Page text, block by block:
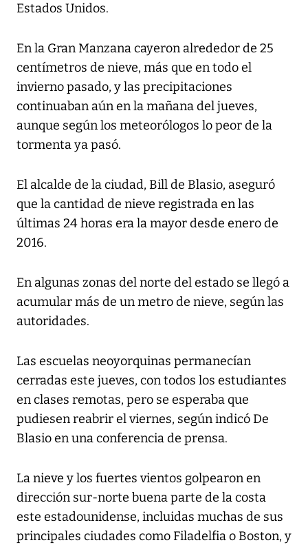
Estados Unidos.
En la Gran Manzana cayeron alrededor de 25
centímetros de nieve, más que en todo el
invierno pasado, y las precipitaciones
continuaban aún en la mañana del jueves,
aunque según los meteorólogos lo peor de la
tormenta ya pasó.
El alcalde de la ciudad, Bill de Blasio, aseguró
que la cantidad de nieve registrada en las
últimas 24 horas era la mayor desde enero de
2016.
En algunas zonas del norte del estado se llegó a
acumular más de un metro de nieve, según las
autoridades.
Las escuelas neoyorquinas permanecían
cerradas este jueves, con todos los estudiantes
en clases remotas, pero se esperaba que
pudiesen reabrir el viernes, según indicó De
Blasio en una conferencia de prensa.
La nieve y los fuertes vientos golpearon en
dirección sur-norte buena parte de la costa
este estadounidense, incluidas muchas de sus
principales ciudades como Filadelfia o Boston, y